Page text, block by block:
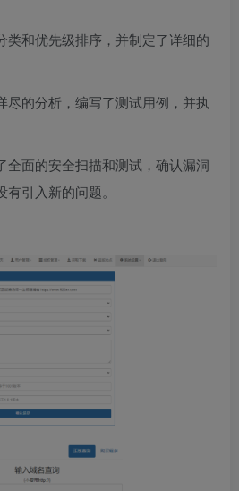
类和优先级排序，并制定了详细的
尽的分析，编写了测试用例，并执
全面的安全扫描和测试，确认漏洞
引入新的问题。